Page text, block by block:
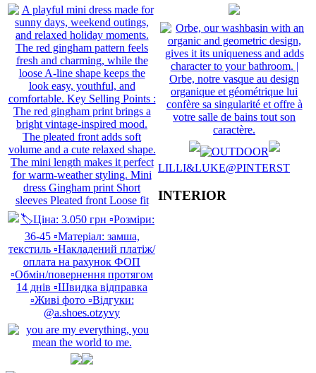
LILLI&LUKE@PINTERST
INTERIOR